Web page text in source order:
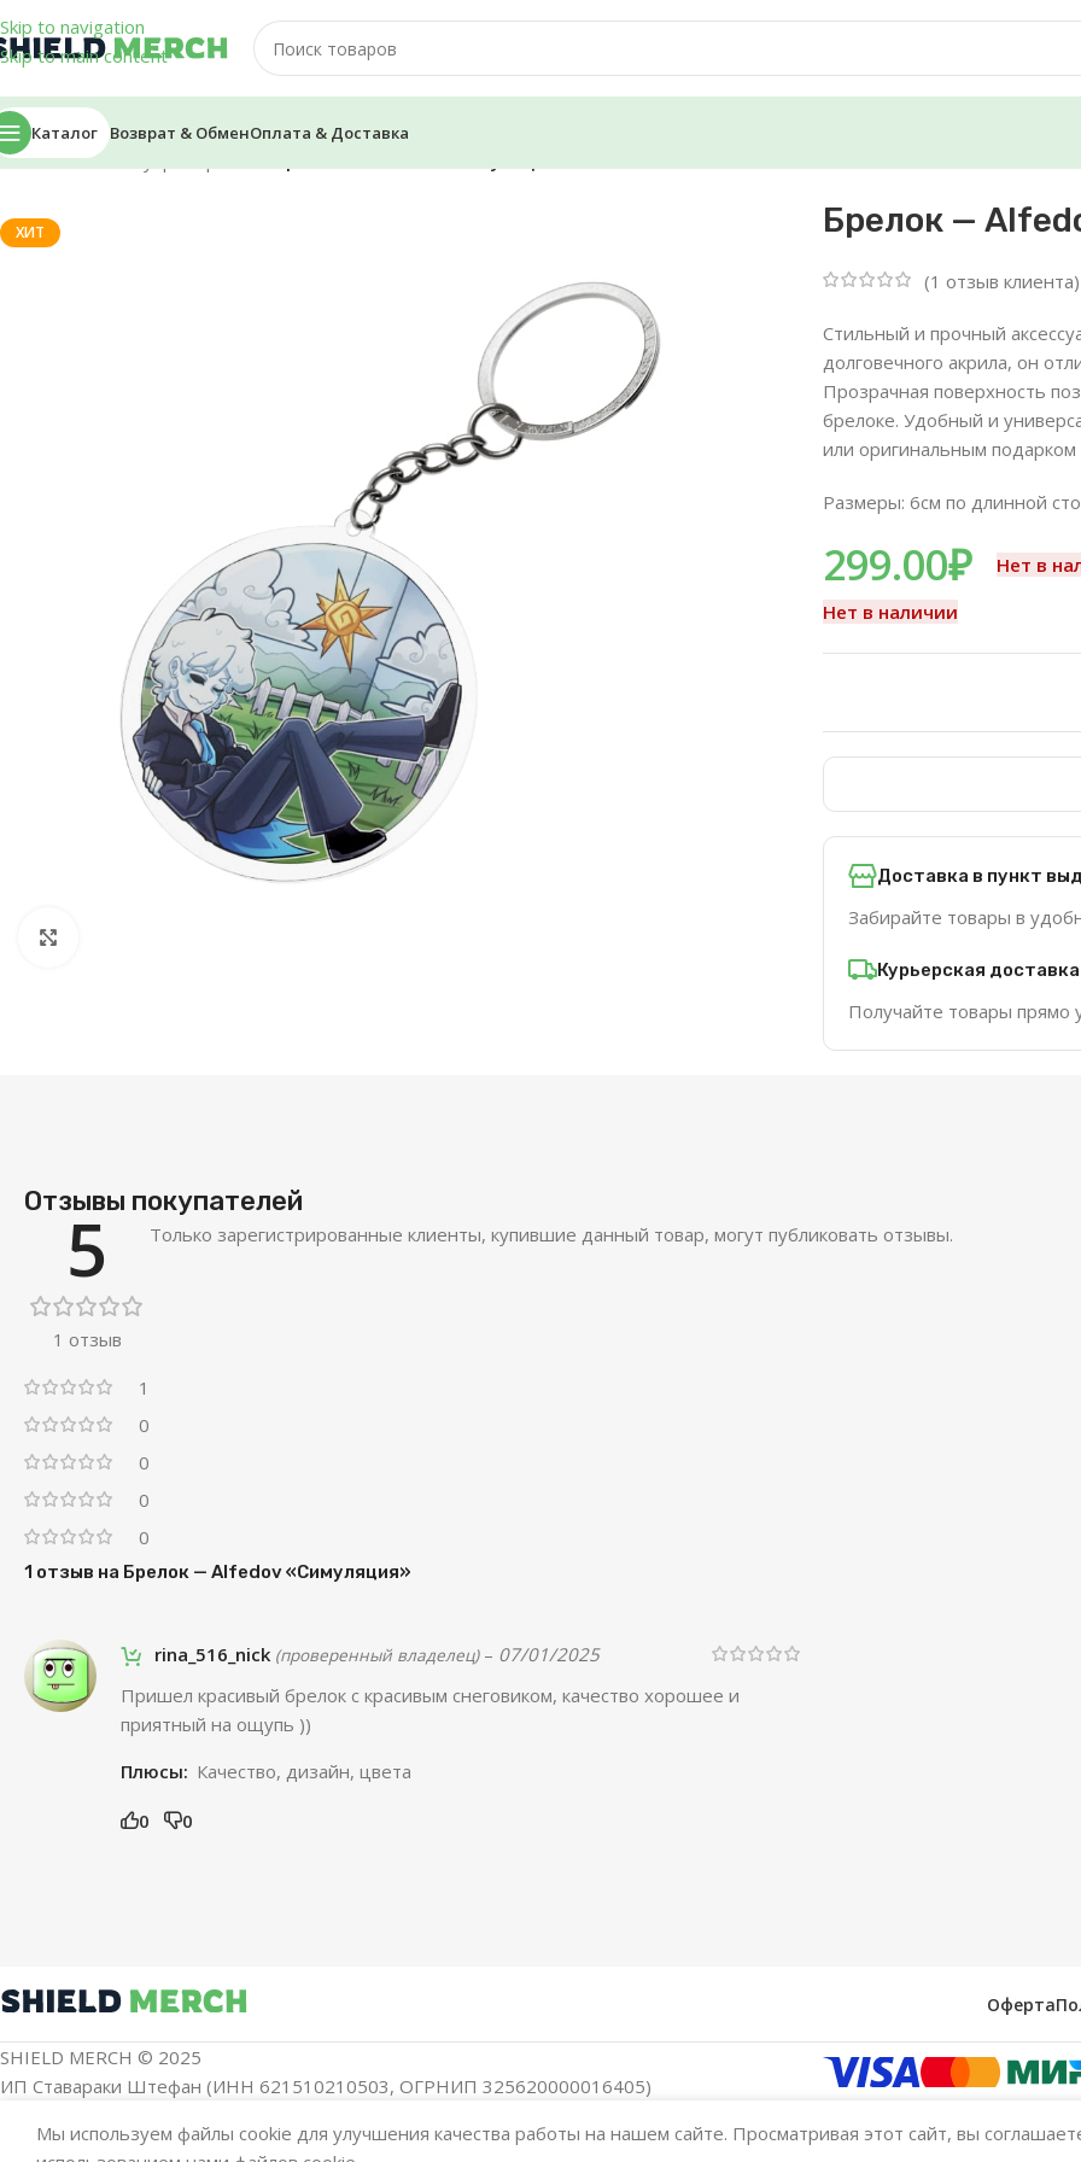
Skip to navigation
Skip to main content
Каталог Возврат & ОбменОплата & Доставка
Главная/Аксессуары
ХИТ Брелок —
(1 отзыв клиента)
Стильный и прочный
долговечного акрила, он
Прозрачная поверхность
брелоке. Удобный и
или оригинальным подарком
Размеры: 6см по длинной
299.00₽
Нет в
Нет в наличии
Доставка в пункт
Забирайте товары в
Курьерская доставка
Получайте товары прямо
Отзывы покупателей
5
1 отзыв
1
0
0
0
0
1 отзыв на Брелок — Alfedov «Симуляция»
rina_516_nick (проверенный владелец) – 07/01/2025
Пришел красивый брелок с красивым снеговиком, качество хорошее и
приятный на ощупь ))
Плюсы: Качество, дизайн, цвета
0 0
Только зарегистрированные клиенты, купившие данный товар, могут публиковать отзывы.
Оферта
SHIELD MERCH © 2025
ИП Ставараки Штефан (ИНН 621510210503, ОГРНИП 325620000016405)
Мы используем файлы cookie для улучшения качества работы на нашем сайте. Просматривая этот сайт, вы